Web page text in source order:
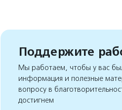
Поддержите
Мы работаем, чтобы у вас
информация и полезные
вопросу в
достигнем